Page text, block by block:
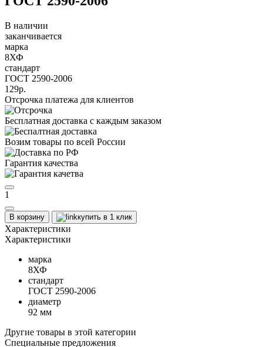
В наличии
заканчивается
марка
8ХФ
стандарт
ГОСТ 2590-2006
129р.
Отсрочка платежа для клиентов
Бесплатная доставка с каждым заказом
Возим товары по всей России
Гарантия качества
1
В корзину купить в 1 клик
Характеристики
Характеристики
марка
8ХФ
стандарт
ГОСТ 2590-2006
диаметр
92 мм
Другие товары в этой категории
Специальные предложения